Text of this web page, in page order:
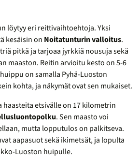
löytyy eri reittivaihtoehtoja. Yksi
kesäisin on Noitatunturin valloitus.
pitkä ja tarjoaa jyrkkiä nousuja sekä
maaston. Reitin arvioitu kesto on 5-6
on samalla Pyhä-Luoston
kohta, ja näkymät ovat sen mukaiset.
haasteita etsivälle on 17 kilometrin
. Sen maasto voi
mutta lopputulos on palkitseva.
aapasuot sekä ikimetsät, ja lopulta
Luoston huipulle.